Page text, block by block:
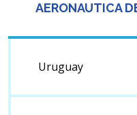
AERONAUTICA
Uruguay